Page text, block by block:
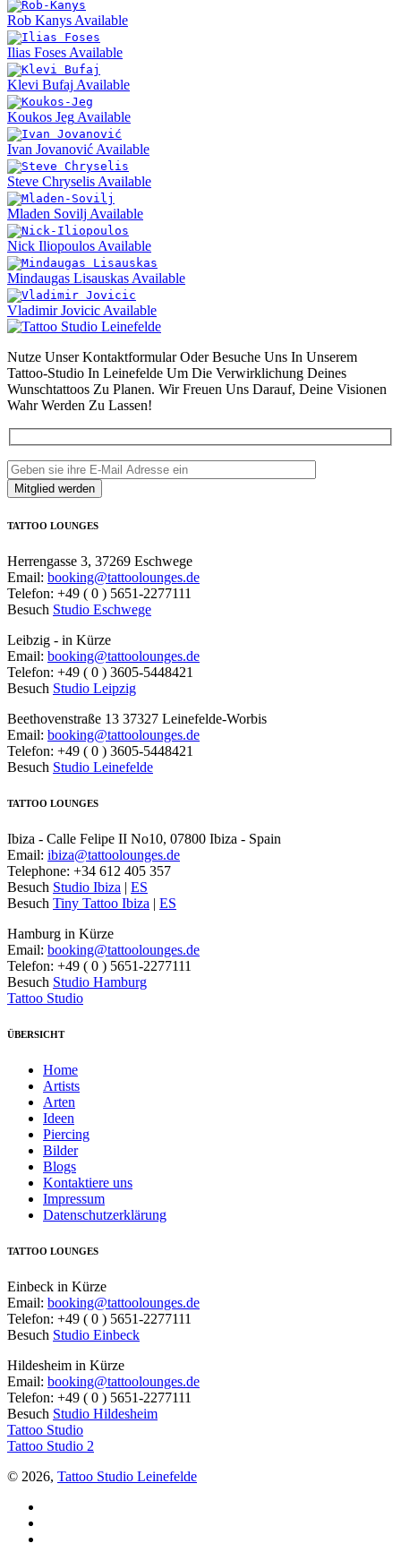
Rob Kanys Available
Ilias Foses Available
Klevi Bufaj Available
Koukos Jeg Available
Ivan Jovanović Available
Steve Chryselis Available
Mladen Sovilj Available
Nick Iliopoulos Available
Mindaugas Lisauskas Available
Vladimir Jovicic Available
Nutze Unser Kontaktformular Oder Besuche Uns In Unserem
Tattoo-Studio In Leinefelde Um Die Verwirklichung Deines
Wunschtattoos Zu Planen. Wir Freuen Uns Darauf, Deine Visionen
Wahr Werden Zu Lassen!
TATTOO LOUNGES
Herrengasse 3, 37269 Eschwege
Email: booking@tattoolounges.de
Telefon: +49 ( 0 ) 5651-2277111
Besuch Studio Eschwege
Leibzig - in Kürze
Email: booking@tattoolounges.de
Telefon: +49 ( 0 ) 3605-5448421
Besuch Studio Leipzig
Beethovenstraße 13 37327 Leinefelde-Worbis
Email: booking@tattoolounges.de
Telefon: +49 ( 0 ) 3605-5448421
Besuch Studio Leinefelde
TATTOO LOUNGES
Ibiza - Calle Felipe II No10, 07800 Ibiza - Spain
Email: ibiza@tattoolounges.de
Telephone: +34 612 405 357
Besuch Studio Ibiza | ES
Besuch Tiny Tattoo Ibiza | ES
Hamburg in Kürze
Email: booking@tattoolounges.de
Telefon: +49 ( 0 ) 5651-2277111
Besuch Studio Hamburg
Tattoo Studio
ÜBERSICHT
Home
Artists
Arten
Ideen
Piercing
Bilder
Blogs
Kontaktiere uns
Impressum
Datenschutzerklärung
TATTOO LOUNGES
Einbeck in Kürze
Email: booking@tattoolounges.de
Telefon: +49 ( 0 ) 5651-2277111
Besuch Studio Einbeck
Hildesheim in Kürze
Email: booking@tattoolounges.de
Telefon: +49 ( 0 ) 5651-2277111
Besuch Studio Hildesheim
Tattoo Studio
Tattoo Studio 2
© 2026, Tattoo Studio Leinefelde